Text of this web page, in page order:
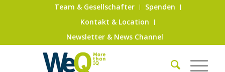
Team & Gesellschafter
Spenden
Kontakt & Location
Newsletter & News Channel